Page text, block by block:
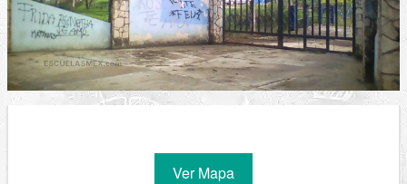
Ver Mapa